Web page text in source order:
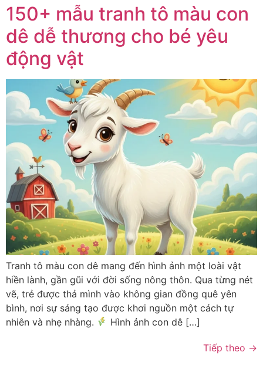
150+ mẫu tranh tô màu con
dê dễ thương cho bé yêu
động vật
Tranh tô màu con dê mang đến hình ảnh một loài vật
hiền lành, gần gũi với đời sống nông thôn. Qua từng nét
vẽ, trẻ được thả mình vào không gian đồng quê yên
bình, nơi sự sáng tạo được khơi nguồn một cách tự
nhiên và nhẹ nhàng.
Hình ảnh con dê […]
Tiếp theo →